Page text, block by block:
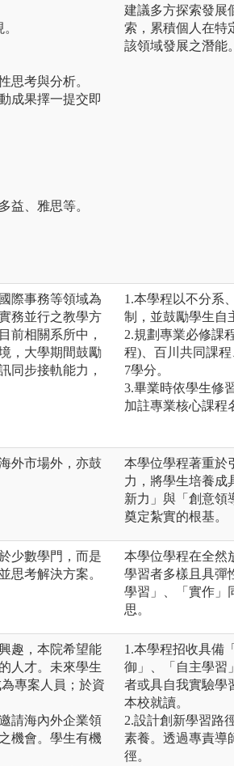
思考與分析。
成果擇一提交即
益、雅思等。
建議多方探索發展
索，累積個人在特
該領域發展之潛能。
際事務等領域為
務並行之教學方
前相關系所中，
，大學期間鼓勵
同步接軌能力，
1.本學程以不分系
制，並鼓勵學生自
2.規劃專業必修課
程)、百川共同課
7學分。
3.畢業時依學生修
加註專業核心課程
外市場外，亦鼓
本學位學程著重於
力，將學生培養成
新力」與「創意領
奠定紮實的根基。
少數學門，而是
思考解決方案。
本學位學程在全然
學習者多樣且具彈
學習」、「實作」
思。
趣，本院希望能
人才。未來學生
專案人員；於資
請海內外企業領
機會。學生有機
1.本學程招收具備
御」、「自主學習
者或具自我實驗學
本校就讀。
2.設計創新學習路
素養。透過專責導
徑。